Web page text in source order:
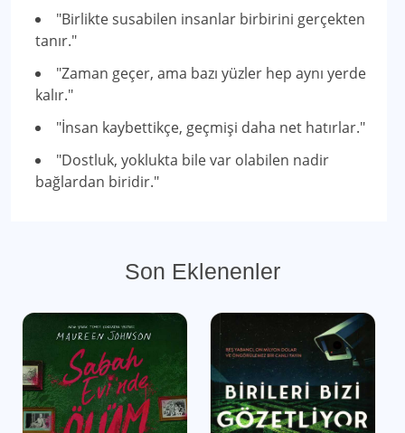
"Birlikte susabilen insanlar birbirini gerçekten
tanır."
"Zaman geçer, ama bazı yüzler hep aynı yerde
kalır."
"İnsan kaybettikçe, geçmişi daha net hatırlar."
"Dostluk, yoklukta bile var olabilen nadir
bağlardan biridir."
Son Eklenenler